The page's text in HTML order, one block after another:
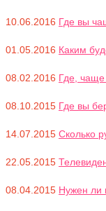
10.06.2016 Где вы
01.05.2016 Каким
08.02.2016 Где,
08.10.2015 Где вы
14.07.2015 Сколько
22.05.2015
08.04.2015 Нужен ли